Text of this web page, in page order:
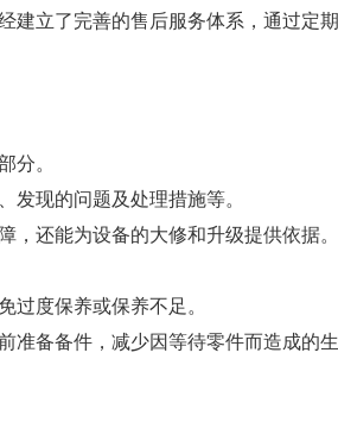
建立了完善的售后服务体系，通过
分。
发现的问题及处理措施等。
，还能为设备的大修和升级提供依据。
过度保养或保养不足。
备备件，减少因等待零件而造成的生